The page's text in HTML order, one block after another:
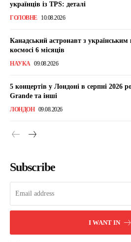
українців із TPS: деталі
ГОЛОВНЕ 10.08.2026
Канадський астронавт з українським
космосі 6 місяців
НАУКА 09.08.2026
5 концертів у Лондоні в серпні 2026
Grande та інші
ЛОНДОН 09.08.2026
Subscribe
I WANT IN